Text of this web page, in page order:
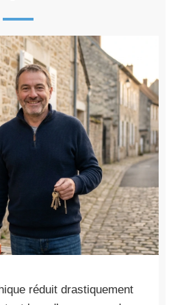
réduit drastiquement